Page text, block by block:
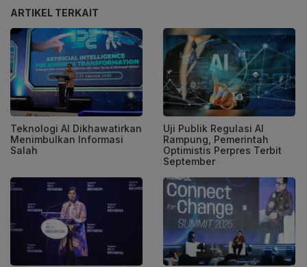
ARTIKEL TERKAIT
Teknologi AI Dikhawatirkan
Menimbulkan Informasi
Salah
Uji Publik Regulasi AI
Rampung, Pemerintah
Optimistis Perpres Terbit
September